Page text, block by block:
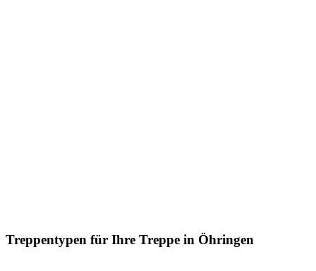
Treppentypen für Ihre Treppe in Öhringen